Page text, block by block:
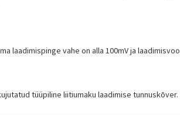
laadimispinge vahe on alla 100mV ja
tüüpiline liitiumaku laadimise